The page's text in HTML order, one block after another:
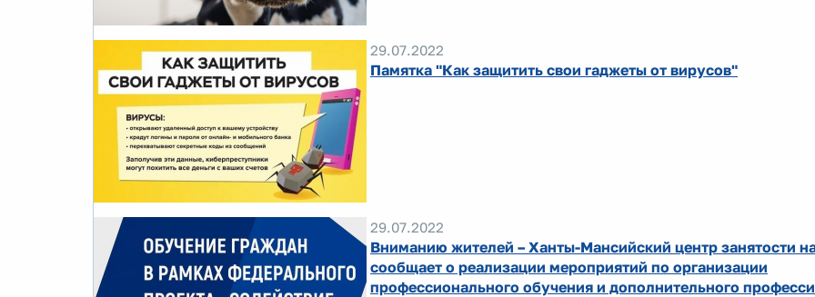
29.07.2022
Памятка "Как защитить свои гаджеты от вирусов"
29.07.2022
Вниманию жителей – Ханты-Мансийский центр занятости
сообщает о реализации мероприятий по организации
профессионального обучения и дополнительного